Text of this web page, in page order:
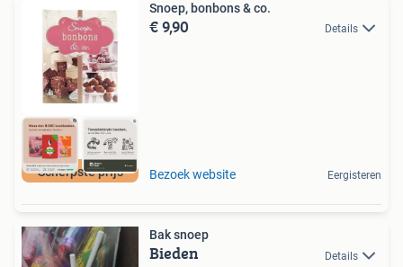
Scherpste prijs
Snoep, bonbons & co.
€ 9,90 Details
Bezoek website Eergisteren
Bak snoep
Bieden Details